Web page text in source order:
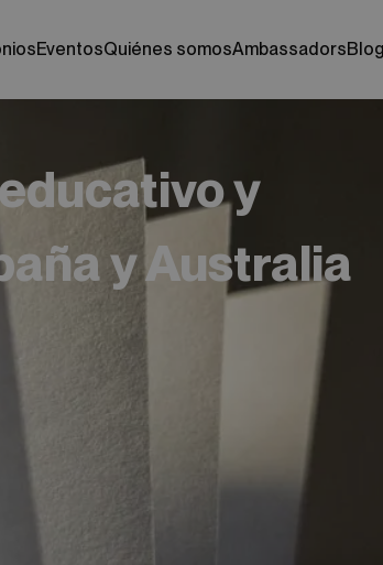
eventos quiénes somos ambassadors blog
y
y Australia